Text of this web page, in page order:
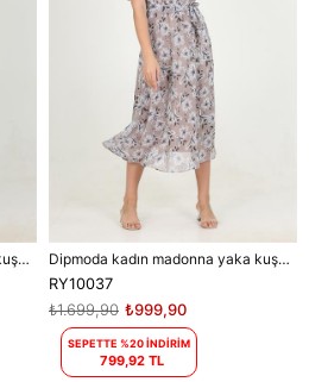
Dipmoda kadın madonna yaka kuşaklı desenli şifon elbise RY10037
Dipmoda kadın madonna yaka kuşaklı desenli şifon elbise RY10037
RY10037
₺999,90
₺1.699,90
SEPETTE %20 İNDİRİM
799,92 TL